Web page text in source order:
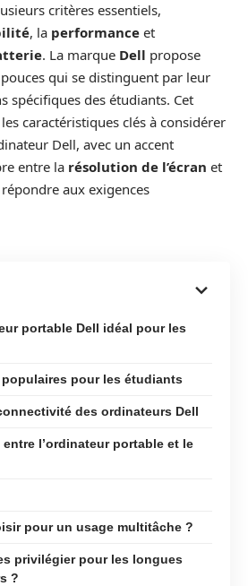
critères essentiels,
, la performance et
. La marque Dell propose
qui se distinguent par leur
spécifiques des étudiants. Cet
caractéristiques clés à considérer
Dell, avec un accent
entre la résolution de l’écran et
aux exigences
portable Dell idéal pour les
populaires pour les étudiants
des ordinateurs Dell
entre l’ordinateur portable et le
pour un usage multitâche ?
privilégier pour les longues
?